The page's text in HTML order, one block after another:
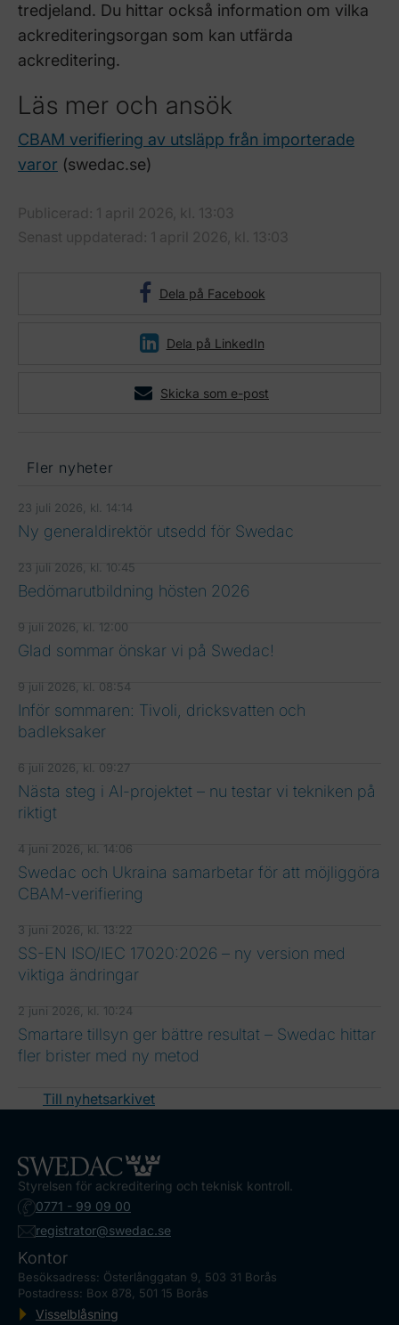
tredjeland. Du hittar också information om vilka
ackrediteringsorgan som kan utfärda
ackreditering.
Läs mer och ansök
CBAM verifiering av utsläpp från importerade
varor (swedac.se)
Publicerad: 1 april 2026, kl. 13:03
Senast uppdaterad: 1 april 2026, kl. 13:03
Dela på Facebook
Dela på LinkedIn
Skicka som e-post
Fler nyheter
23 juli 2026, kl. 14:14
Ny generaldirektör utsedd för Swedac
23 juli 2026, kl. 10:45
Bedömarutbildning hösten 2026
9 juli 2026, kl. 12:00
Glad sommar önskar vi på Swedac!
9 juli 2026, kl. 08:54
Inför sommaren: Tivoli, dricksvatten och
badleksaker
6 juli 2026, kl. 09:27
Nästa steg i AI-projektet – nu testar vi tekniken på
riktigt
4 juni 2026, kl. 14:06
Swedac och Ukraina samarbetar för att möjliggöra
CBAM-verifiering
3 juni 2026, kl. 13:22
SS-EN ISO/IEC 17020:2026 – ny version med
viktiga ändringar
2 juni 2026, kl. 10:24
Smartare tillsyn ger bättre resultat – Swedac hittar
fler brister med ny metod
Till nyhetsarkivet
Styrelsen för ackreditering och teknisk kontroll.
0771 - 99 09 00
registrator@swedac.se
Kontor
Besöksadress: Österlånggatan 9, 503 31 Borås
Postadress: Box 878, 501 15 Borås
Visselblåsning